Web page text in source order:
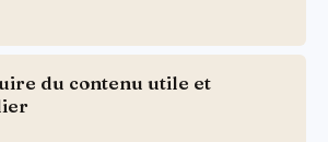
du contenu utile et